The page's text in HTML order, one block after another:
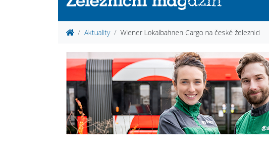
Aktuality Wiener Lokalbahnen Cargo na české železnici